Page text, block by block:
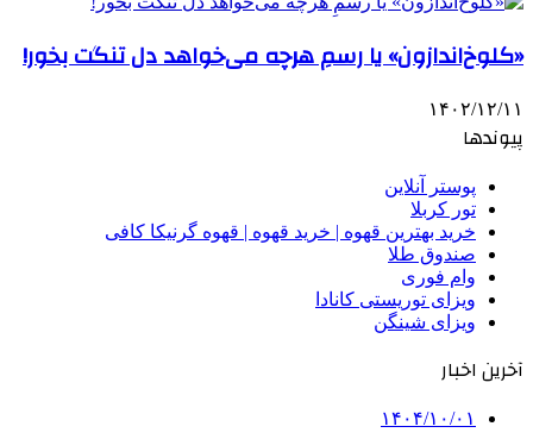
«کلوخ‌اندازون» یا رسمِ هرچه می‌خواهد دل تنگت بخور!
۱۴۰۲/۱۲/۱۱
پیوندها
پوستر آنلاین
تور کربلا
خرید بهترین قهوه | خرید قهوه | قهوه گرنیکا کافی
صندوق طلا
وام فوری
ویزای توریستی کانادا
ویزای شینگن
آخرین اخبار
۱۴۰۴/۱۰/۰۱